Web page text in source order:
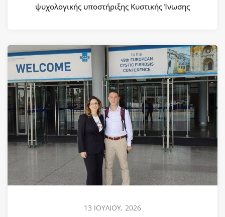
ψυχολογικής υποστήριξης Κυστικής Ίνωσης
13 ΙΟΥΛΙΟΥ, 2026